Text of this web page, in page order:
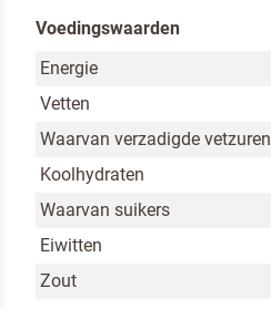
Voedingswaarden
Energie
Vetten
Waarvan verzadigde vetzuren
Koolhydraten
Waarvan suikers
Eiwitten
Zout